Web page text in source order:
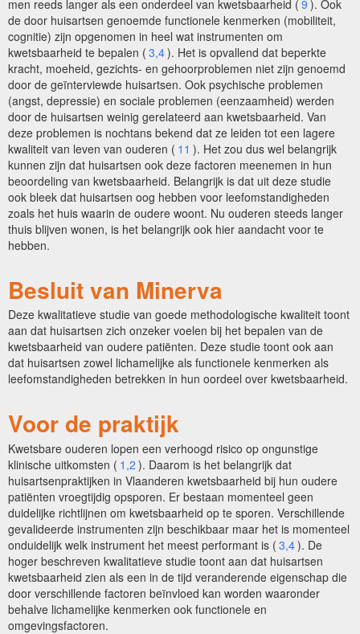
men reeds langer als een onderdeel van kwetsbaarheid ( 9 ). Ook
de door huisartsen genoemde functionele kenmerken (mobiliteit,
cognitie) zijn opgenomen in heel wat instrumenten om
kwetsbaarheid te bepalen ( 3,4). Het is opvallend dat beperkte
kracht, moeheid, gezichts- en gehoorproblemen niet zijn genoemd
door de geïnterviewde huisartsen. Ook psychische problemen
(angst, depressie) en sociale problemen (eenzaamheid) werden
door de huisartsen weinig gerelateerd aan kwetsbaarheid. Van
deze problemen is nochtans bekend dat ze leiden tot een lagere
kwaliteit van leven van ouderen ( 11 ). Het zou dus wel belangrijk
kunnen zijn dat huisartsen ook deze factoren meenemen in hun
beoordeling van kwetsbaarheid. Belangrijk is dat uit deze studie
ook bleek dat huisartsen oog hebben voor leefomstandigheden
zoals het huis waarin de oudere woont. Nu ouderen steeds langer
thuis blijven wonen, is het belangrijk ook hier aandacht voor te
hebben.
Besluit van Minerva
Deze kwalitatieve studie van goede methodologische kwaliteit toont
aan dat huisartsen zich onzeker voelen bij het bepalen van de
kwetsbaarheid van oudere patiënten. Deze studie toont ook aan
dat huisartsen zowel lichamelijke als functionele kenmerken als
leefomstandigheden betrekken in hun oordeel over kwetsbaarheid.
Voor de praktijk
Kwetsbare ouderen lopen een verhoogd risico op ongunstige
klinische uitkomsten ( 1,2 ). Daarom is het belangrijk dat
huisartsenpraktijken in Vlaanderen kwetsbaarheid bij hun oudere
patiënten vroegtijdig opsporen. Er bestaan momenteel geen
duidelijke richtlijnen om kwetsbaarheid op te sporen. Verschillende
gevalideerde instrumenten zijn beschikbaar maar het is momenteel
onduidelijk welk instrument het meest performant is ( 3,4). De
hoger beschreven kwalitatieve studie toont aan dat huisartsen
kwetsbaarheid zien als een in de tijd veranderende eigenschap die
door verschillende factoren beïnvloed kan worden waaronder
behalve lichamelijke kenmerken ook functionele en
omgevingsfactoren.